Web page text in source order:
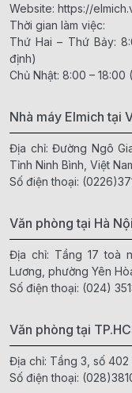
Website: https://
Thời gian làm việc:
Thứ Hai – Thứ Bảy:
định)
Chủ Nhật: 8:00 –
Nhà máy Elmich tại
Địa chỉ: Đường Ngô
Tỉnh Ninh Bình, Việt
Số điện thoại:
Văn phòng tại Hà Nội
Địa chỉ: Tầng 17 toà
Lương, phường Yên
Số điện thoại: (024)
Văn phòng tại
Địa chỉ: Tầng 3, số 402
Số điện thoại: